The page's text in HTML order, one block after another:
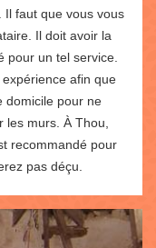
Il faut que vous vous
Il doit avoir la
pour un tel service.
afin que
domicile pour ne
les murs. À Thou,
recommandé pour
pas déçu.